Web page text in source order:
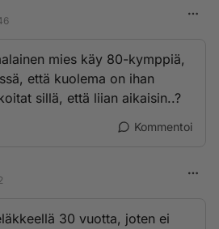
mies käy 80-kymppiä,
että kuolema on ihan
sillä, että liian aikaisin..?
Kommentoi
30 vuotta, joten ei